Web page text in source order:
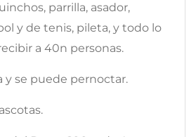
parrilla, asador,
y de tenis, pileta, y todo lo
a 40n personas.
y se puede pernoctar.